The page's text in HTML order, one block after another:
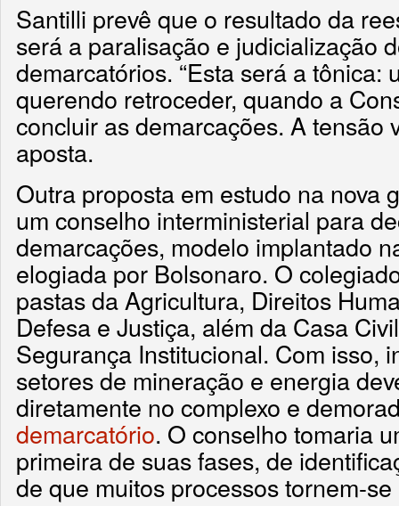
Santilli prevê que o resultado da
será a paralisação e judicialização
demarcatórios. “Esta será a tônica:
querendo retroceder, quando a
concluir as demarcações. A tensão
aposta.
Outra proposta em estudo na nova
um conselho interministerial para
demarcações, modelo implantado
elogiada por Bolsonaro. O
pastas da Agricultura, Direitos
Defesa e Justiça, além da Casa
Segurança Institucional. Com isso,
setores de mineração e energia
diretamente no complexo e
demarcatório. O conselho tomaria
primeira de suas fases, de
de que muitos processos tornem-